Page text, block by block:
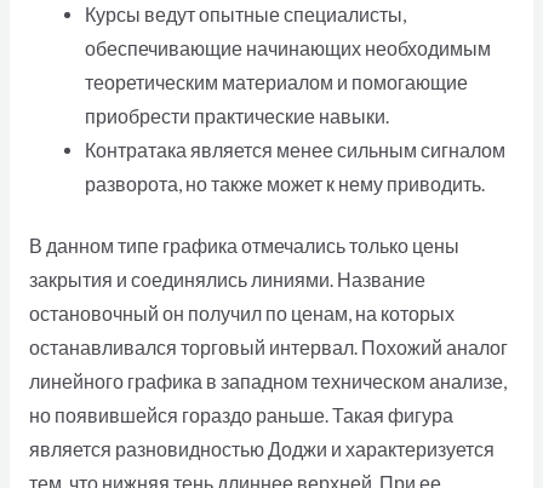
Курсы ведут опытные специалисты,
обеспечивающие начинающих необходимым
теоретическим материалом и помогающие
приобрести практические навыки.
Контратака является менее сильным сигналом
разворота, но также может к нему приводить.
В данном типе графика отмечались только цены
закрытия и соединялись линиями. Название
остановочный он получил по ценам, на которых
останавливался торговый интервал. Похожий аналог
линейного графика в западном техническом анализе,
но появившейся гораздо раньше. Такая фигура
является разновидностью Доджи и характеризуется